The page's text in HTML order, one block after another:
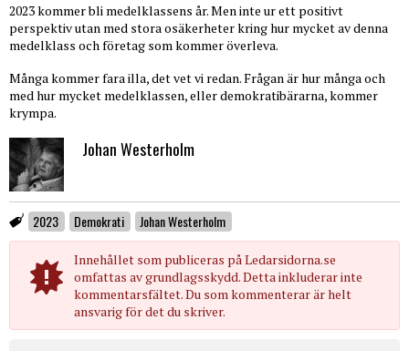
2023 kommer bli medelklassens år. Men inte ur ett positivt
perspektiv utan med stora osäkerheter kring hur mycket av denna
medelklass och företag som kommer överleva.
Många kommer fara illa, det vet vi redan. Frågan är hur många och
med hur mycket medelklassen, eller demokratibärarna, kommer
krympa.
Johan Westerholm
2023 Demokrati Johan Westerholm
Innehållet som publiceras på Ledarsidorna.se
omfattas av grundlagsskydd. Detta inkluderar inte
kommentarsfältet. Du som kommenterar är helt
ansvarig för det du skriver.